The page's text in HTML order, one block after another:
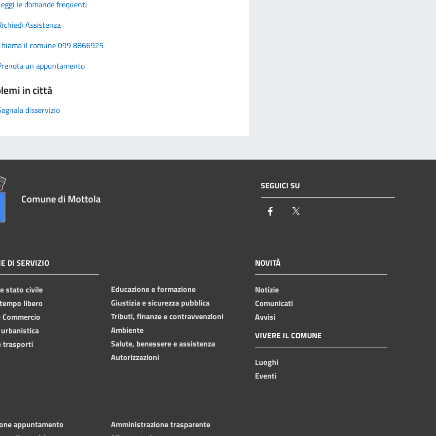
le domande frequenti
Assistenza
il comune 099 8866925
un appuntamento
in città
disservizio
Comune di Mottola
SEGUICI SU
Facebook
DI SERVIZIO
stato civile
libero
trasporti
Educazione e formazione
Giustizia e sicurezza pubblica
Tributi, finanze e contravvenzioni
Ambiente
Salute, benessere e assistenza
Autorizzazioni
NOVITÀ
Notizie
Comunicati
Avvisi
VIVERE IL COMUNE
Luoghi
Eventi
appuntamento
Amministrazione trasparente